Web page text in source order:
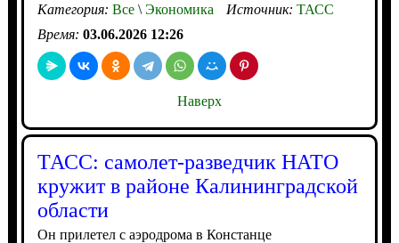
Категория: Все\Экономика Источник: ТАСС
Время: 03.06.2026 12:26
Наверх
ТАСС: самолет-разведчик НАТО
кружит в районе Калининградской
области
Он прилетел с аэродрома в Констанце